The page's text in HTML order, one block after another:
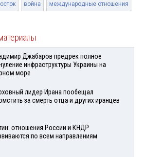
война международные отношения
Джабаров предрек полное
инфраструктуры Украины на
море
лидер Ирана пообещал
за смерть отца и других иранцев
отношения России и КНДР
по всем направлениям